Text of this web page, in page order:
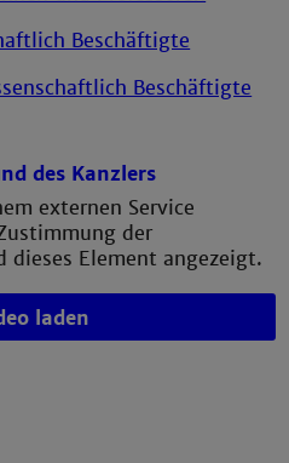
Beschäftigte
Beschäftigte
des Kanzlers
externen Service
der
dieses Element angezeigt.
laden